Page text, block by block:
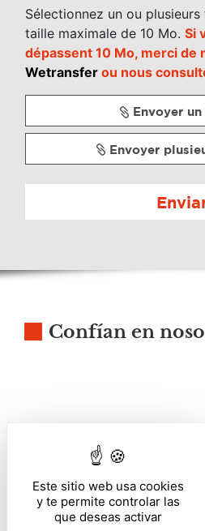
Este sitio web usa cookies
y te permite controlar las
que deseas activar
Sélectionnez un ou
taille maximale de 10 Mo. Si
dépassent 10 Mo, merci de
Wetransfer ou nous
Envoyer
Envoyer
Confían en
Chantal Pulé
-+33 (0)1 43
Agence Paris : 11,